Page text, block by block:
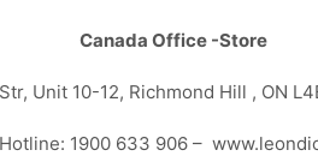
Canada Office -Store
Unit 10-12, Richmond Hill , ON
Hotline: 1900 633 906 –